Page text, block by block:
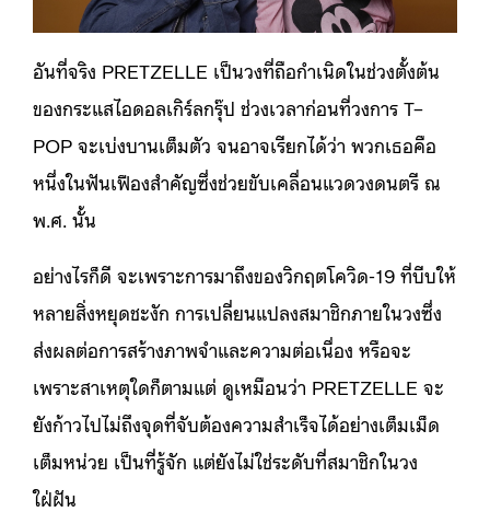
อันที่จริง PRETZELLE เป็นวงที่ถือกำเนิดในช่วงตั้งต้น
ของกระแสไอดอลเกิร์ลกรุ๊ป ช่วงเวลาก่อนที่วงการ T–
POP จะเบ่งบานเต็มตัว จนอาจเรียกได้ว่า พวกเธอคือ
หนึ่งในฟันเฟืองสำคัญซึ่งช่วยขับเคลื่อนแวดวงดนตรี ณ
พ.ศ. นั้น
อย่างไรก็ดี จะเพราะการมาถึงของวิกฤตโควิด-19 ที่บีบให้
หลายสิ่งหยุดชะงัก การเปลี่ยนแปลงสมาชิกภายในวงซึ่ง
ส่งผลต่อการสร้างภาพจำและความต่อเนื่อง หรือจะ
เพราะสาเหตุใดก็ตามแต่ ดูเหมือนว่า PRETZELLE จะ
ยังก้าวไปไม่ถึงจุดที่จับต้องความสำเร็จได้อย่างเต็มเม็ด
เต็มหน่วย เป็นที่รู้จัก แต่ยังไม่ใช่ระดับที่สมาชิกในวง
ใฝ่ฝัน